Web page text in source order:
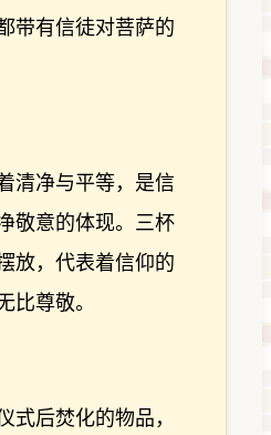
带有信徒对菩萨的
清净与平等，是信
敬意的体现。三杯
放，代表着信仰的
比尊敬。
式后焚化的物品，